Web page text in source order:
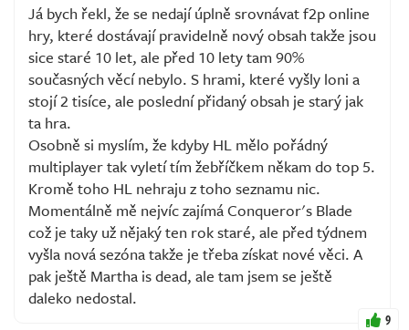
Já bych řekl, že se nedají úplně srovnávat f2p online
hry, které dostávají pravidelně nový obsah takže jsou
sice staré 10 let, ale před 10 lety tam 90%
současných věcí nebylo. S hrami, které vyšly loni a
stojí 2 tisíce, ale poslední přidaný obsah je starý jak
ta hra.
Osobně si myslím, že kdyby HL mělo pořádný
multiplayer tak vyletí tím žebříčkem někam do top 5.
Kromě toho HL nehraju z toho seznamu nic.
Momentálně mě nejvíc zajímá Conqueror's Blade
což je taky už nějaký ten rok staré, ale před týdnem
vyšla nová sezóna takže je třeba získat nové věci. A
pak ještě Martha is dead, ale tam jsem se ještě
daleko nedostal.
9